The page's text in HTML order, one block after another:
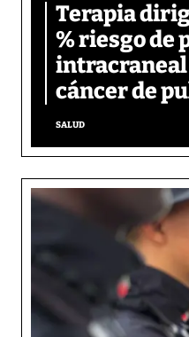
Terapia
% riesgo de
intracraneal
cáncer de
SALUD